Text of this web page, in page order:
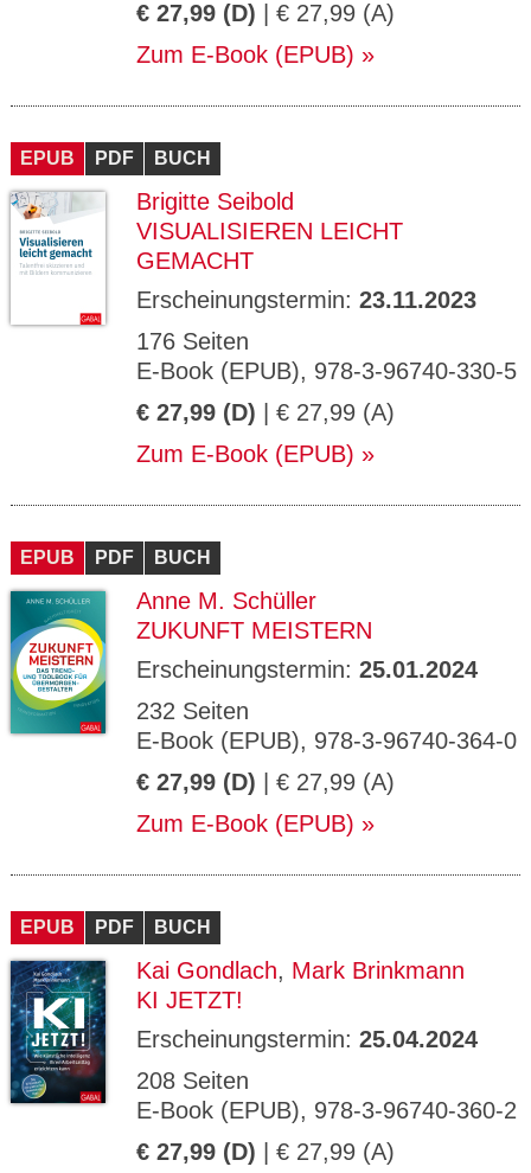
€ 27,99 (D) | € 27,99 (A)
Zum E-Book (EPUB)
EPUB PDF BUCH
Brigitte Seibold
VISUALISIEREN LEICHT
GEMACHT
Erscheinungstermin: 23.11.2023
176 Seiten
E-Book (EPUB), 978-3-96740-330-5
€ 27,99 (D) | € 27,99 (A)
Zum E-Book (EPUB)
EPUB PDF BUCH
Anne M. Schüller
ZUKUNFT MEISTERN
Erscheinungstermin: 25.01.2024
232 Seiten
E-Book (EPUB), 978-3-96740-364-0
€ 27,99 (D) | € 27,99 (A)
Zum E-Book (EPUB)
EPUB PDF BUCH
Kai Gondlach, Mark Brinkmann
KI JETZT!
Erscheinungstermin: 25.04.2024
208 Seiten
E-Book (EPUB), 978-3-96740-360-2
€ 27,99 (D) | € 27,99 (A)